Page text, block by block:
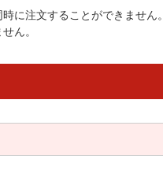
に注文することができません。
ん。